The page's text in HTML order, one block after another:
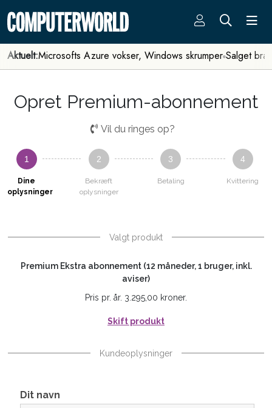
Aktuelt:Microsofts Azure vokser, Windows skrumper Salget
Opret Premium-abonnement
Vil du ringes op?
1
Dine
oplysninger
2
Bekræft
oplysninger
3
Betaling
4
Kvittering
Valgt produkt
Premium Ekstra abonnement (12 måneder, 1 bruger, inkl.
aviser)
Pris pr. år. 3.295,00 kroner.
Skift produkt
Kundeoplysninger
Dit navn